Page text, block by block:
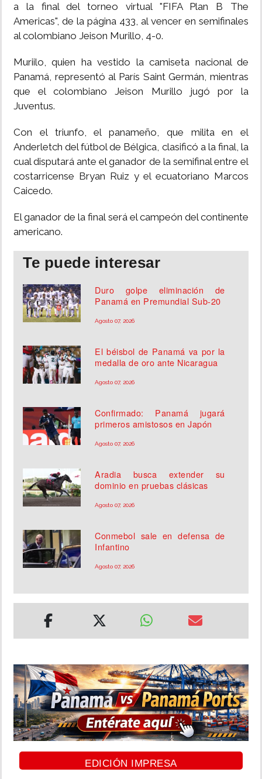
a la final del torneo virtual "FIFA Plan B The
Americas", de la página 433, al vencer en semifinales
al colombiano Jeison Murillo, 4-0.
Muriilo, quien ha vestido la camiseta nacional de
Panamá, representó al París Saint Germán, mientras
que el colombiano Jeison Murillo jugó por la
Juventus.
Con el triunfo, el panameño, que milita en el
Anderletch del fútbol de Bélgica, clasificó a la final, la
cual disputará ante el ganador de la semifinal entre el
costarricense Bryan Ruiz y el ecuatoriano Marcos
Caicedo.
El ganador de la final será el campeón del continente
americano.
Te puede interesar
Duro golpe eliminación de
Panamá en Premundial Sub-20
Agosto 07, 2026
El béisbol de Panamá va por la
medalla de oro ante Nicaragua
Agosto 07, 2026
Confirmado: Panamá jugará
primeros amistosos en Japón
Agosto 07, 2026
Aradia busca extender su
dominio en pruebas clásicas
Agosto 07, 2026
Conmebol sale en defensa de
Infantino
Agosto 07, 2026
EDICIÓN IMPRESA